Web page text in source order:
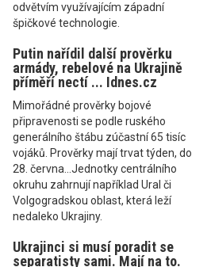
odvětvím využívajícím západní
špičkové technologie.
Putin nařídil další prověrku
armády, rebelové na Ukrajině
příměří nectí ... Idnes.cz
Mimořádné prověrky bojové
připravenosti se podle ruského
generálního štábu zúčastní 65 tisíc
vojáků. Prověrky mají trvat týden, do
28. června...Jednotky centrálního
okruhu zahrnují například Ural či
Volgogradskou oblast, která leží
nedaleko Ukrajiny.
Ukrajinci si musí poradit se
separatisty sami. Mají na to.